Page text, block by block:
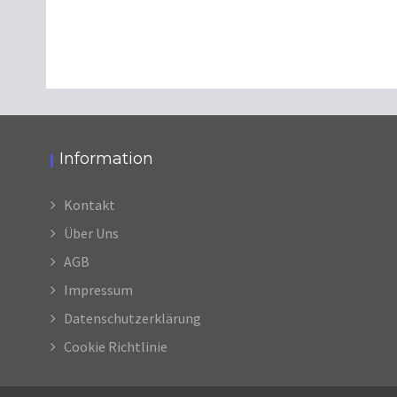
Information
Kontakt
Über Uns
AGB
Impressum
Datenschutzerklärung
Cookie Richtlinie